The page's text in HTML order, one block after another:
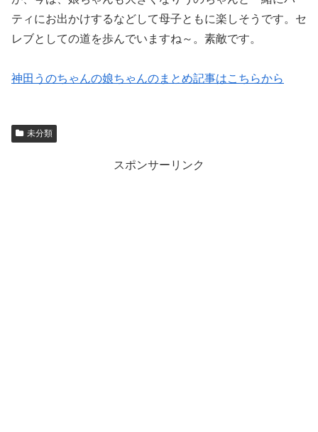
ティにお出かけするなどして母子ともに楽しそうです。セ
レブとしての道を歩んでいますね～。素敵です。
神田うのちゃんの娘ちゃんのまとめ記事はこちらから
未分類
スポンサーリンク